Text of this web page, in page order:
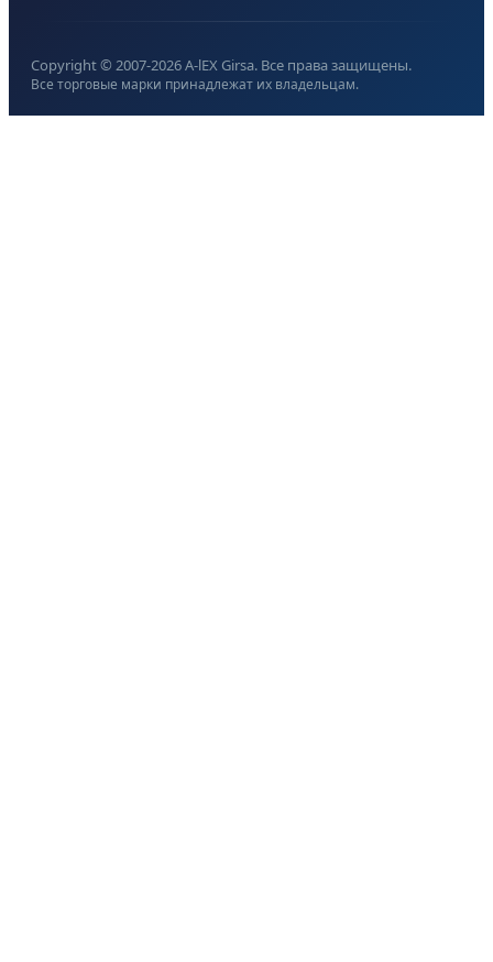
Copyright © 2007-2026A-lEX Girsa. Все права защищены.
Все торговые марки принадлежат их владельцам.